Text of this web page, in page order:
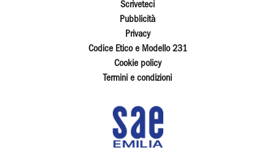
Scriveteci
Pubblicità
Privacy
Codice Etico e Modello 231
Cookie policy
Termini e condizioni